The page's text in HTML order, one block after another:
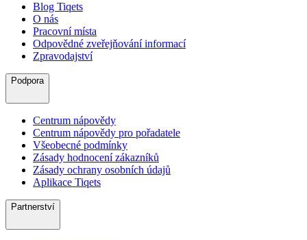
Blog Tiqets
O nás
Pracovní místa
Odpovědné zveřejňování informací
Zpravodajství
Podpora
Centrum nápovědy
Centrum nápovědy pro pořadatele
Všeobecné podmínky
Zásady hodnocení zákazníků
Zásady ochrany osobních údajů
Aplikace Tiqets
Partnerství